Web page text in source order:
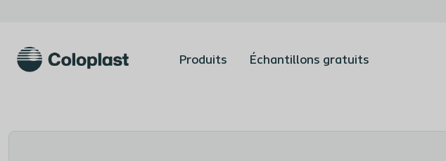
Produits Échantillons gratuits